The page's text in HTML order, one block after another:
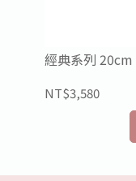
經典系列
NT$3,580